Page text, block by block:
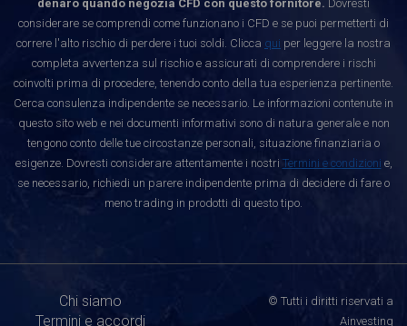
denaro quando negozia CFD con questo fornitore. Dovresti
considerare se comprendi come funzionano i CFD e se puoi permetterti di
correre l'alto rischio di perdere i tuoi soldi. Clicca qui per leggere la nostra
completa avvertenza sul rischio e assicurati di comprendere i rischi
coinvolti prima di procedere, tenendo conto della tua esperienza pertinente.
Cerca consulenza indipendente se necessario. Le informazioni contenute in
questo sito web e nei documenti informativi sono di natura generale e non
tengono conto delle tue circostanze personali, situazione finanziaria o
esigenze. Dovresti considerare attentamente i nostri Termini e condizioni e,
se necessario, richiedi un parere indipendente prima di decidere di fare o
meno trading in prodotti di questo tipo.
Chi siamo
Termini e accordi
© Tutti i diritti riservati a
Ainvesting